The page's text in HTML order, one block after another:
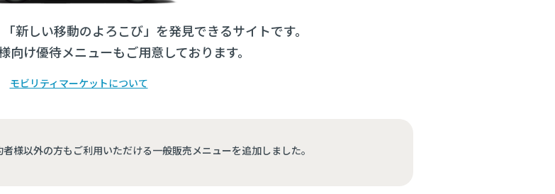
新しい移動のよろこび」を発見できるサイトです。
向け優待メニューもご用意しております。
モビリティマーケットについて
様以外の方もご利用いただける一般販売メニューを追加しました。